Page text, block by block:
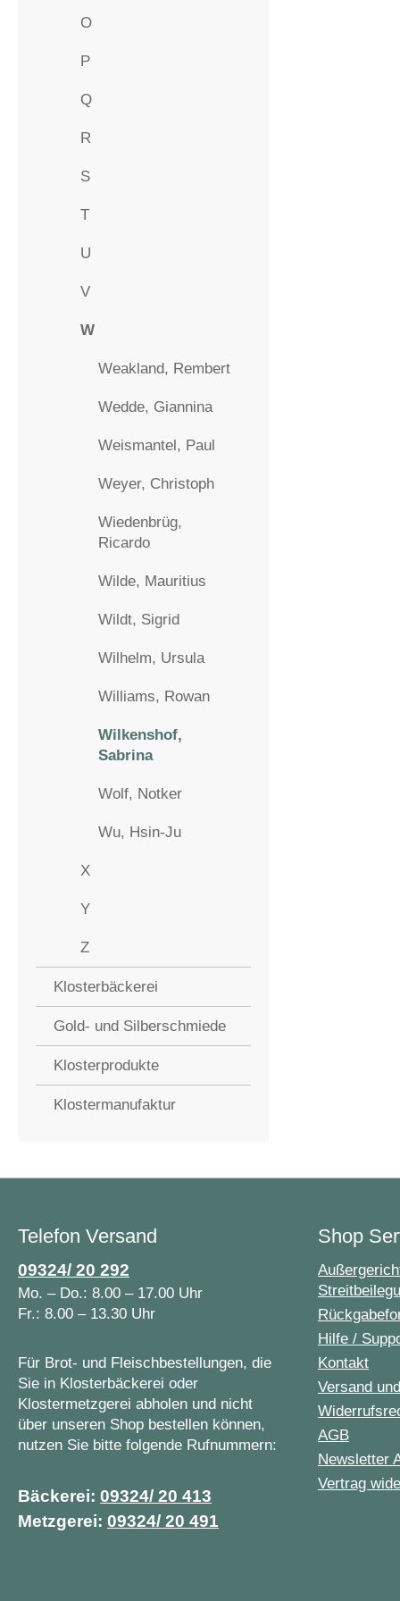
O
P
Q
R
S
T
U
V
W
Weakland, Rembert
Wedde, Giannina
Weismantel, Paul
Weyer, Christoph
Wiedenbrüg,
Ricardo
Wilde, Mauritius
Wildt, Sigrid
Wilhelm, Ursula
Williams, Rowan
Wilkenshof,
Sabrina
Wolf, Notker
Wu, Hsin-Ju
X
Y
Z
Klosterbäckerei
Gold- und Silberschmiede
Klosterprodukte
Klostermanufaktur
Telefon Versand
09324/ 20 292
Mo. – Do.: 8.00 – 17.00 Uhr
Fr.: 8.00 – 13.30 Uhr
Für Brot- und Fleischbestellungen, die
Sie in Klosterbäckerei oder
Klostermetzgerei abholen und nicht
über unseren Shop bestellen können,
nutzen Sie bitte folgende Rufnummern:
Bäckerei: 09324/ 20 413
Metzgerei: 09324/ 20 491
Shop
Hilfe /
Kontakt
Versand
AGB
Newsletter
Vertrag